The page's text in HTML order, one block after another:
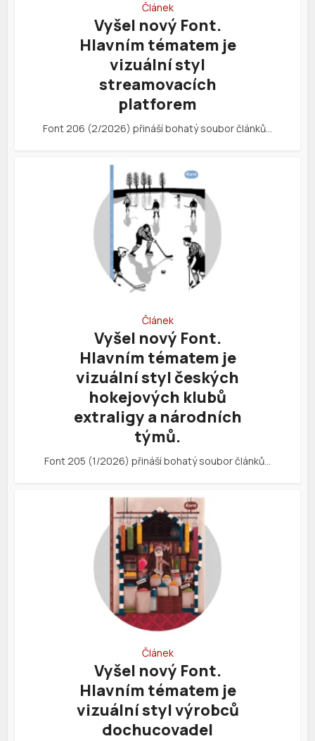
Článek
Vyšel nový Font.
Hlavním tématem je
vizuální styl
streamovacích
platforem
Font 206 (2/2026) přináší bohatý soubor článků…
Článek
Vyšel nový Font.
Hlavním tématem je
vizuální styl českých
hokejových klubů
extraligy a národních
týmů.
Font 205 (1/2026) přináší bohatý soubor článků…
Článek
Vyšel nový Font.
Hlavním tématem je
vizuální styl výrobců
dochucovadel